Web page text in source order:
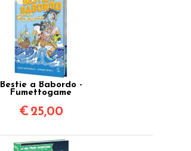
Bestie a Babordo -
Fumettogame
€ 25,00